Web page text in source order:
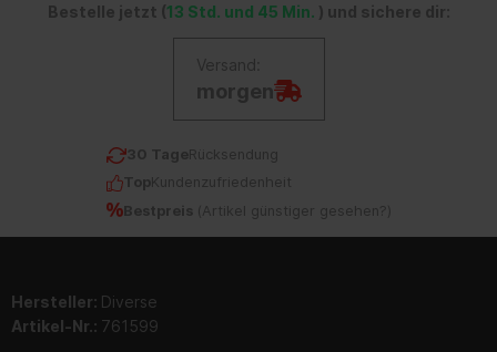
Bestelle jetzt (13 Std. und 45 Min. ) und sichere dir:
Versand:
morgen
30 TageRücksendung
TopKundenzufriedenheit
Bestpreis ( Artikel günstiger gesehen? )
Hersteller: Diverse
Artikel-Nr.: 761599